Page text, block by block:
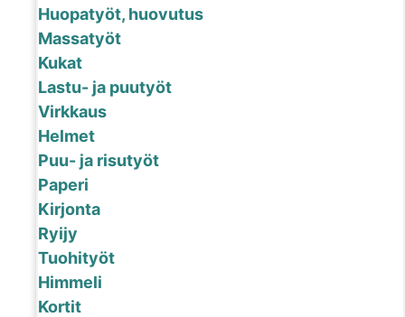
Huopatyöt, huovutus
Massatyöt
Kukat
Lastu- ja puutyöt
Virkkaus
Helmet
Puu- ja risutyöt
Paperi
Kirjonta
Ryijy
Tuohityöt
Himmeli
Kortit